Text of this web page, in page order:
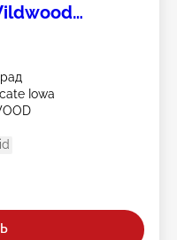
Iowa